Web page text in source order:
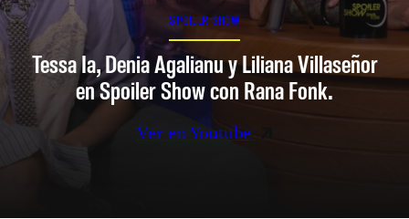
SPOILER SHOW
Tessa Ia, Denia Agalianu y Liliana Villaseñor
en Spoiler Show con Rana Fonk.
Ver en Youtube